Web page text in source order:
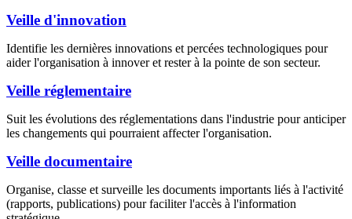
Veille d'innovation
Identifie les dernières innovations et percées technologiques pour
aider l'organisation à innover et rester à la pointe de son secteur.
Veille réglementaire
Suit les évolutions des réglementations dans l'industrie pour anticiper
les changements qui pourraient affecter l'organisation.
Veille documentaire
Organise, classe et surveille les documents importants liés à l'activité
(rapports, publications) pour faciliter l'accès à l'information